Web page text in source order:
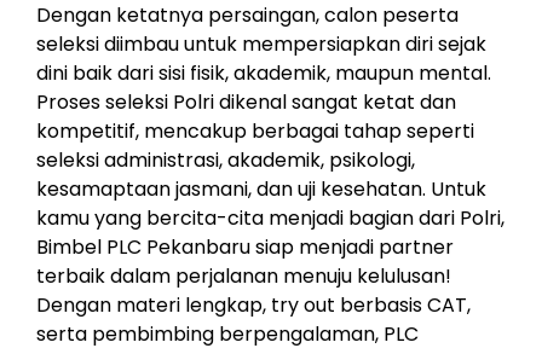
Dengan ketatnya persaingan, calon peserta
seleksi diimbau untuk mempersiapkan diri sejak
dini baik dari sisi fisik, akademik, maupun mental.
Proses seleksi Polri dikenal sangat ketat dan
kompetitif, mencakup berbagai tahap seperti
seleksi administrasi, akademik, psikologi,
kesamaptaan jasmani, dan uji kesehatan. Untuk
kamu yang bercita-cita menjadi bagian dari Polri,
Bimbel PLC Pekanbaru siap menjadi partner
terbaik dalam perjalanan menuju kelulusan!
Dengan materi lengkap, try out berbasis CAT,
serta pembimbing berpengalaman, PLC